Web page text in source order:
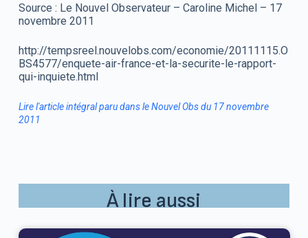
Source : Le Nouvel Observateur – Caroline Michel – 17
novembre 2011
http://tempsreel.nouvelobs.com/economie/20111115.O
BS4577/enquete-air-france-et-la-securite-le-rapport-
qui-inquiete.html
Lire l'article intégral paru dans le Nouvel Obs du 17 novembre
2011
À lire aussi